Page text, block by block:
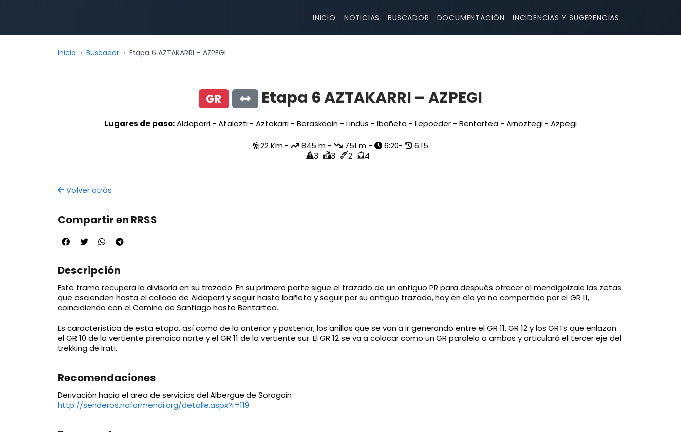
INICIO NOTICIAS BUSCADOR DOCUMENTACIÓN INCIDENCIAS Y SUGERENCIAS
Inicio Buscador Etapa 6 AZTAKARRI – AZPEGI
GR Etapa 6 AZTAKARRI – AZPEGI
Lugares de paso:Aldaparri - Atalozti - Aztakarri - Beraskoain - Lindus - Ibañeta - Lepoeder - Bentartea - Arnoztegi - Azpegi
22 Km - 845 m - 751 m - 6:20-
6:15
3
3 2 4
Volver atrás
Compartir en RRSS
Descripción
Este tramo recupera la divisoria en su trazado. En su primera parte sigue el trazado de un antiguo PR para después ofrecer al mendigoizale las zetas
que ascienden hasta el collado de Aldaparri y seguir hasta Ibañeta y seguir por su antiguo trazado, hoy en día ya no compartido por el GR 11,
coincidiendo con el Camino de Santiago hasta Bentartea.
Es característica de esta etapa, así como de la anterior y posterior, los anillos que se van a ir generando entre el GR 11, GR 12 y los GRTs que enlazan
el GR 10 de la vertiente pirenaica norte y el GR 11 de la vertiente sur. El GR 12 se va a colocar como un GR paralelo a ambos y articulará el tercer eje del
trekking de Irati.
Recomendaciones
Derivación hacia el area de servicios del Albergue de Sorogain
http://senderos.nafarmendi.org/detalle.aspx?i=119